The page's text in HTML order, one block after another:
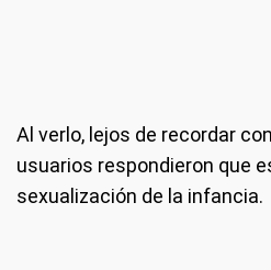
Al verlo, lejos de recordar
usuarios respondieron que
sexualización de la infancia.